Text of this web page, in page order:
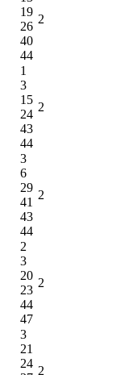
19
26
40
44
2
1
3
15
24
43
44
2
3
6
29
41
43
44
2
2
3
20
23
44
47
2
3
21
24
2